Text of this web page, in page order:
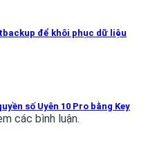
để khôi phục dữ liệu
số Uyên 10 Pro bằng Key
các bình luận.